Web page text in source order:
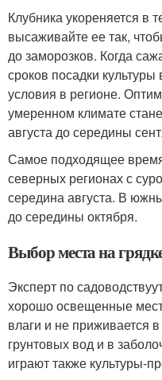
Клубника укореняется в
высаживайте ее так,
до заморозков. Когда
сроков посадки
условия в регионе.
умеренном климате
августа до середины
Самое подходящее
северных регионах с
середина августа. В
до середины октября.
Выбор места на
Эксперт по
хорошо освещенные
влаги и не приживается
грунтовых вод и в
играют также культуры-